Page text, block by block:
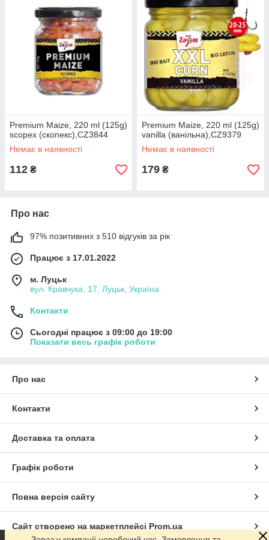
Premium Maize, 220 ml (125g)
scopex (скопекс),CZ3844
Немає в наявності
112 ₴
Premium Maize, 220 ml (125g)
vanilla (ванільна),CZ9379
Немає в наявності
179 ₴
Про нас
97% позитивних з 510 відгуків за рік
Працює з 17.01.2022
м. Луцьк
вул. Кравчука, 17, Луцьк, Україна
Контакти
Сьогодні працює з 09:00 до 19:00
Показати весь графік роботи
Про нас
Контакти
Доставка та оплата
Графік роботи
Повна версія сайту
Сайт створено на маркетплейсі Prom.ua